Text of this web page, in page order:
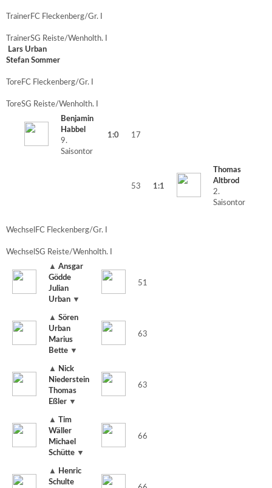
TrainerFC Fleckenberg/Gr. I
TrainerSG Reiste/Wenholth. I
Lars Urban
Stefan Sommer
ToreFC Fleckenberg/Gr. I
ToreSG Reiste/Wenholth. I
Benjamin
Habbel
9.
Saisontor
1:0 17
53 1:1
Thomas
Altbrod
2.
Saisontor
Wechsel FC Fleckenberg/Gr. I
Wechsel SG Reiste/Wenholth. I
▲ Ansgar
Gödde
Julian
Urban ▼
51
▲ Sören
Urban
Marius
Bette ▼
63
▲
Nick
Niederstein
Thomas
Eßler ▼
63
▲
Tim
Wäller
Michael
Schütte ▼
66
▲
Henric
Schulte